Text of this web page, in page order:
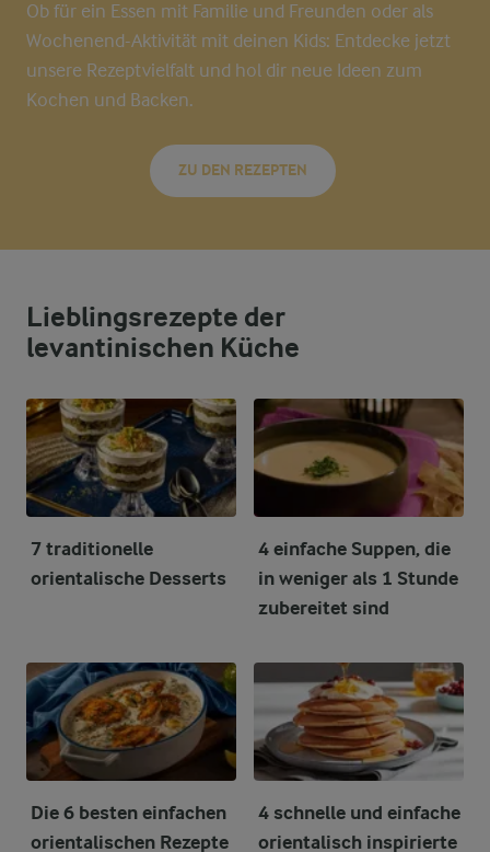
Ob für ein Essen mit Familie und Freunden oder als
Wochenend-Aktivität mit deinen Kids: Entdecke jetzt
unsere Rezeptvielfalt und hol dir neue Ideen zum
Kochen und Backen.
ZU DEN REZEPTEN
Lieblingsrezepte der
levantinischen Küche
7 traditionelle
orientalische Desserts
4 einfache Suppen, die
in weniger als 1 Stunde
zubereitet sind
Die 6 besten einfachen
orientalischen Rezepte
4 schnelle und einfache
orientalisch inspirierte